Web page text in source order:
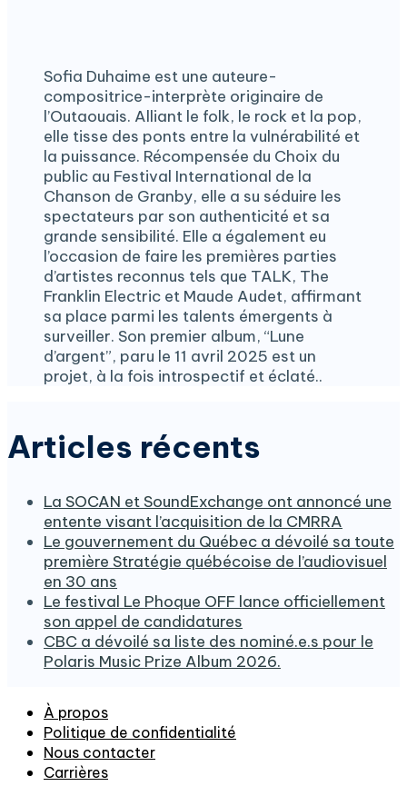
Sofia Duhaime est une auteure-
compositrice-interprète originaire de
l’Outaouais. Alliant le folk, le rock et la pop,
elle tisse des ponts entre la vulnérabilité et
la puissance. Récompensée du Choix du
public au Festival International de la
Chanson de Granby, elle a su séduire les
spectateurs par son authenticité et sa
grande sensibilité. Elle a également eu
l’occasion de faire les premières parties
d’artistes reconnus tels que TALK, The
Franklin Electric et Maude Audet, affirmant
sa place parmi les talents émergents à
surveiller. Son premier album, “Lune
d’argent”, paru le 11 avril 2025 est un
projet, à la fois introspectif et éclaté..
Articles récents
La SOCAN et SoundExchange ont annoncé une
entente visant l’acquisition de la CMRRA
Le gouvernement du Québec a dévoilé sa toute
première Stratégie québécoise de l’audiovisuel
en 30 ans
Le festival Le Phoque OFF lance officiellement
son appel de candidatures
CBC a dévoilé sa liste des nominé.e.s pour le
Polaris Music Prize Album 2026.
À propos
Politique de confidentialité
Nous contacter
Carrières